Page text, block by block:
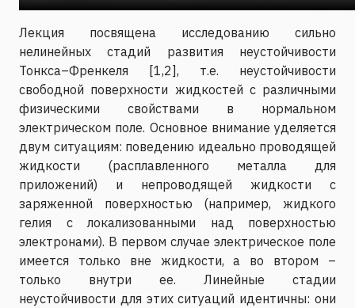
Лекция посвящена исследованию сильно
нелинейных стадий развития неустойчивости
Тонкса–Френкеля [1,2], т.е. неустойчивости
свободной поверхности жидкостей с различными
физическими свойствами в нормальном
электрическом поле. Основное внимание уделяется
двум ситуациям: поведению идеально проводящей
жидкости (расплавленного металла для
приложений) и непроводящей жидкости с
заряженной поверхностью (например, жидкого
гелия с локализованными над поверхностью
электронами). В первом случае электрическое поле
имеется только вне жидкости, а во втором –
только внутри ее. Линейные стадии
неустойчивости для этих ситуаций идентичны: они